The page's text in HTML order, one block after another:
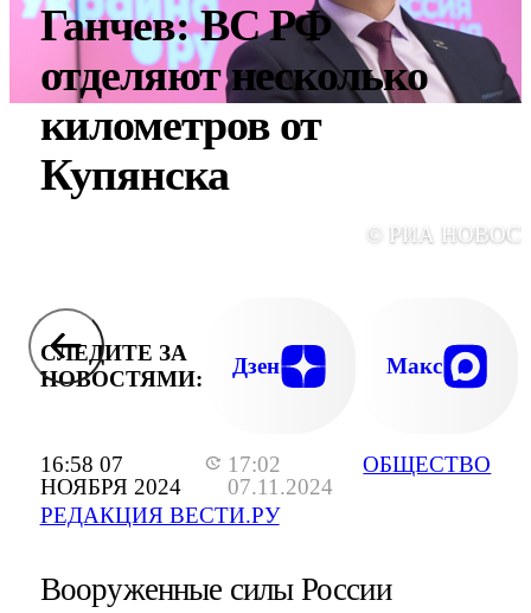
16:58 07
НОЯБРЯ 2024
17:02
07.11.2024
РЕДАКЦИЯ ВЕСТИ.РУ
ОБЩЕСТВО
Ганчев: ВС РФ
отделяют несколько
километров от
Купянска
© РИА
СЛЕДИТЕ ЗА
НОВОСТЯМИ:
Дзен Макс
Вооруженные силы России